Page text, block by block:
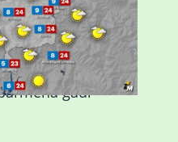
gaur